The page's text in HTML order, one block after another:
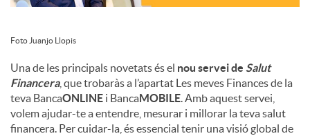
s
Foto Juanjo Llopis
Una de les principals novetats és el nou servei de Salut
Financera, que trobaràs a l’apartat Les meves Finances de la
teva BancaONLINE i BancaMOBILE. Amb aquest servei,
volem ajudar-te a entendre, mesurar i millorar la teva salut
financera. Per cuidar-la, és essencial tenir una visió global de